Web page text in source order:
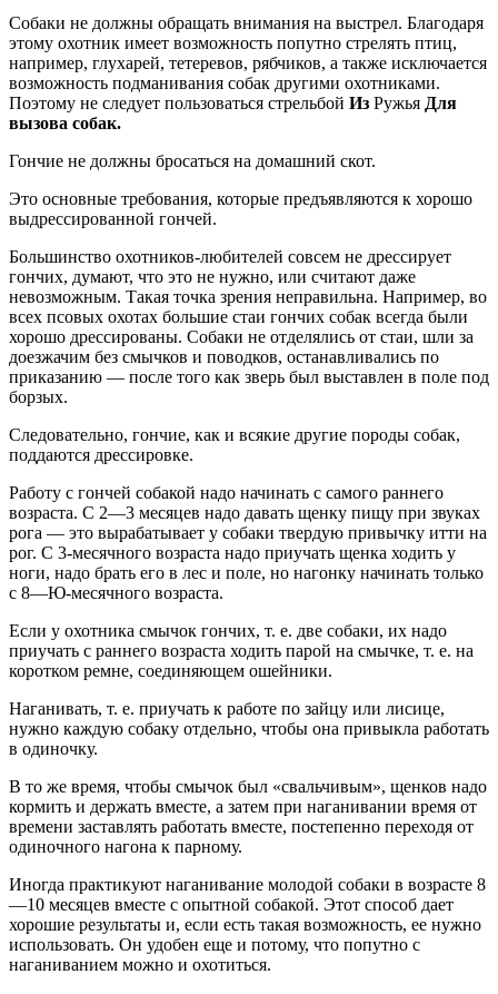
Собаки не должны обращать внимания на выстрел. Благодаря
этому охотник имеет возможность попутно стрелять птиц,
например, глухарей, тетеревов, рябчиков, а также исключается
возможность подманивания собак другими охотниками.
Поэтому не следует пользоваться стрельбой Из Ружья Для
вызова собак.
Гончие не должны бросаться на домашний скот.
Это основные требования, которые предъявляются к хорошо
выдрессированной гончей.
Большинство охотников-любителей совсем не дрессирует
гончих, думают, что это не нужно, или считают даже
невозможным. Такая точка зрения неправильна. Например, во
всех псовых охотах большие стаи гончих собак всегда были
хорошо дрессированы. Собаки не отделялись от стаи, шли за
доезжачим без смычков и поводков, останавливались по
приказанию — после того как зверь был выставлен в поле под
борзых.
Следовательно, гончие, как и всякие другие породы собак,
поддаются дрессировке.
Работу с гончей собакой надо начинать с самого раннего
возраста. С 2—3 месяцев надо давать щенку пищу при звуках
рога — это вырабатывает у собаки твердую привычку итти на
рог. С 3-месячного возраста надо приучать щенка ходить у
ноги, надо брать его в лес и поле, но нагонку начинать только
с 8—Ю-месячного возраста.
Если у охотника смычок гончих, т. е. две собаки, их надо
приучать с раннего возраста ходить парой на смычке, т. е. на
коротком ремне, соединяющем ошейники.
Наганивать, т. е. приучать к работе по зайцу или лисице,
нужно каждую собаку отдельно, чтобы она привыкла работать
в одиночку.
В то же время, чтобы смычок был «свальчивым», щенков надо
кормить и держать вместе, а затем при наганивании время от
времени заставлять работать вместе, постепенно переходя от
одиночного нагона к парному.
Иногда практикуют наганивание молодой собаки в возрасте 8
—10 месяцев вместе с опытной собакой. Этот способ дает
хорошие результаты и, если есть такая возможность, ее нужно
использовать. Он удобен еще и потому, что попутно с
наганиванием можно и охотиться.